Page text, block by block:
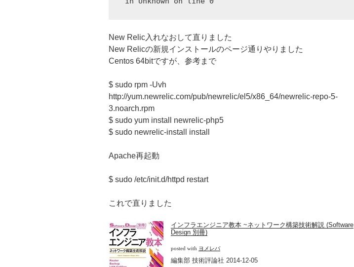
New Relic入れなおして直りました
New Relicの新規インストールのページ通りやりました
Centos 64bitですが、参考まで
$ sudo rpm -Uvh
http://yum.newrelic.com/pub/newrelic/el5/x86_64/newrelic-repo-5-
3.noarch.rpm
$ sudo yum install newrelic-php5
$ sudo newrelic-install install
Apache再起動
$ sudo /etc/init.d/httpd restart
これで直りました
インフラエンジニア教本 ~ネットワーク構築技術解説 (Software
Design 別冊)
posted with ヨメレバ
編集部 技術評論社 2014-12-05